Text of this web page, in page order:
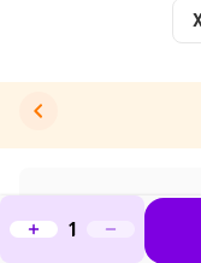
الهواء.